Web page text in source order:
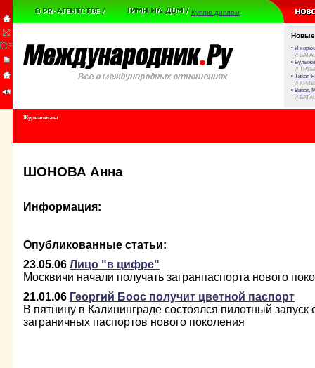
Куплю диплом
Новые
• И
//
•
//
• Тихая
//
• Виват,
//
Журналисты
ШОНОВА Анна
Информация:
Опубликованные статьи:
23.05.06 Лицо "в цифре"
Москвичи начали получать загранпаспорта нового
21.01.06 Георгий Боос получит цветной паспорт
В пятницу в Калининграде состоялся пилотный
заграничных паспортов нового поколения